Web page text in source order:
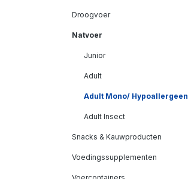
Droogvoer
Natvoer
Junior
Adult
Adult Mono/ Hypoallergeen
Adult Insect
Snacks & Kauwproducten
Voedingssupplementen